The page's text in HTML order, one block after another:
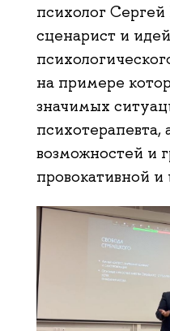
психолог
сценарист и
на примере
значимых
психотерапевта,
возможностей и
провокативной